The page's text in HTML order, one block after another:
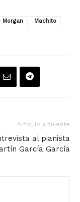
Morgan
Machito
Artículo siguiente
al pianista
García García